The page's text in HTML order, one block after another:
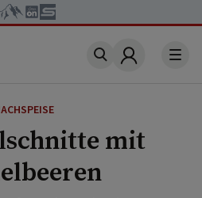
Account
mit